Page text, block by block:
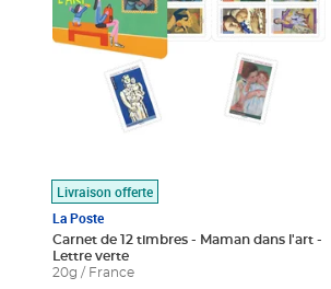
Livraison offerte
La Poste
Carnet de 12 timbres - Maman dans l'art -
Lettre verte
20g / France